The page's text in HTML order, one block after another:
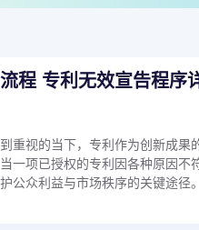
程 专利无效宣告程序
重视的当下，专利作为创新成果
一项已授权的专利因各种原因不
公众利益与市场秩序的关键途径。